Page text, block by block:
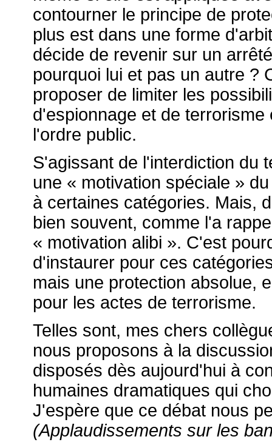
contourner le principe de
plus est dans une forme
décide de revenir sur un
pourquoi lui et pas un autre ?
proposer de limiter les
d'espionnage et de
l'ordre public.
S'agissant de l'interdiction du
une « motivation spéciale »
à certaines catégories. Mais,
bien souvent, comme l'a
« motivation alibi ». C'est
d'instaurer pour ces
mais une protection absolue,
pour les actes de terrorisme.
Telles sont, mes chers
nous proposons à la
disposés dès aujourd'hui à
humaines dramatiques qui
J'espère que ce débat nous
(Applaudissements sur les